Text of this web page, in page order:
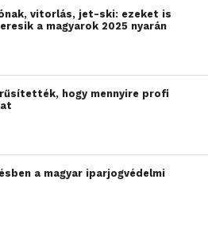
vitorlás, jet-ski: ezeket is
a magyarok 2025 nyarán
hogy mennyire profi
a magyar iparjogvédelmi